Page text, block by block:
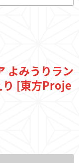
よみうりラン
[東方Proje